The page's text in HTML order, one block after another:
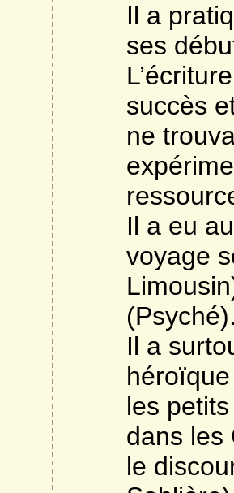
Il a
ses
succès
ne
Il a eu
voyage
Il a
les
dans les
le